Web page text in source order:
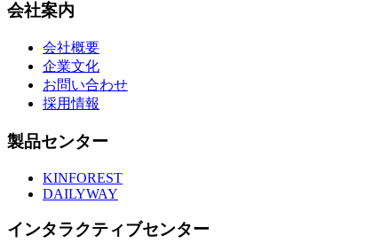
会社案内
会社概要
企業文化
お問い合わせ
採用情報
製品センター
KINFOREST
DAILYWAY
インタラクティブセンター